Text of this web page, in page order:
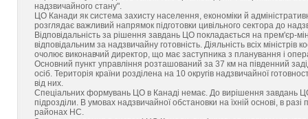
надзвичайного стану".
ЦО Канади як система захисту населення, економіки й
розглядає важливий напрямок підготовки цивільного сектора до
Відповідальність за рішення завдань ЦО покладається на прем'єр-
відповідальним за надзвичайну готовність. Діяльність всіх
очолює виконавчий директор, що має заступника з планування і
Основний пункт управління розташований за 37 км на південний
осіб. Територія країни розділена на 10 округів надзвичайної
від них.
Спеціальних формувань ЦО в Канаді немає. До вирішення завдань
підрозділи. В умовах надзвичайної обстановки на їхній основі, в
районах НС.